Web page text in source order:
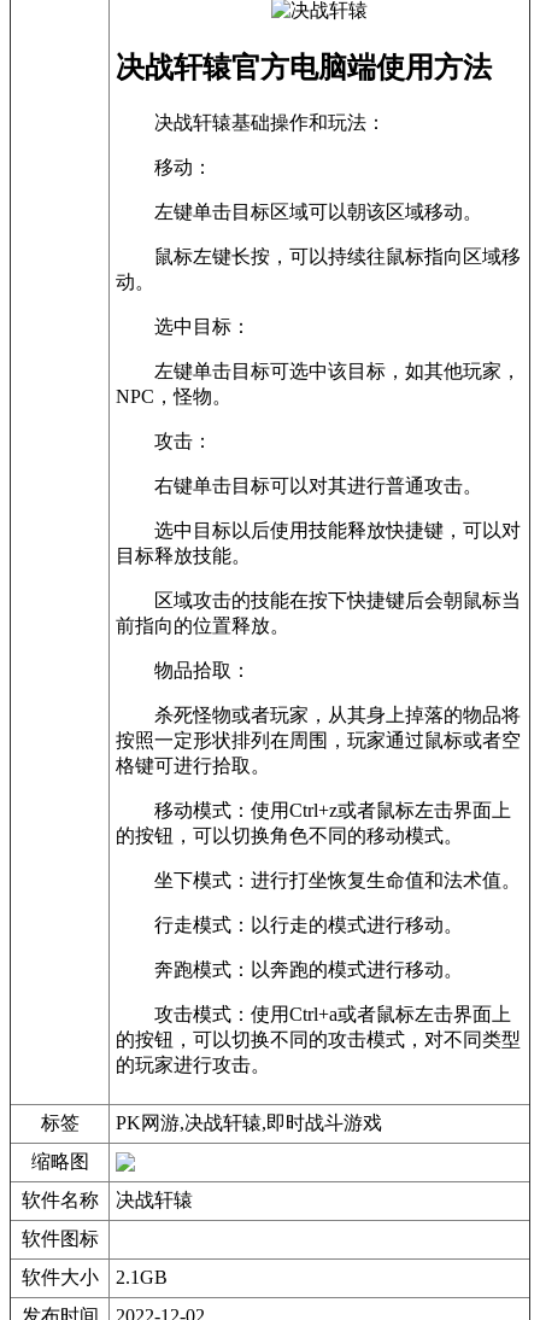
决战轩辕官方电脑端使用方法
决战轩辕基础操作和玩法：
移动：
左键单击目标区域可以朝该区域移动。
鼠标左键长按，可以持续往鼠标指向区域移
动。
选中目标：
左键单击目标可选中该目标，如其他玩家，
NPC，怪物。
攻击：
右键单击目标可以对其进行普通攻击。
选中目标以后使用技能释放快捷键，可以对
目标释放技能。
区域攻击的技能在按下快捷键后会朝鼠标当
前指向的位置释放。
物品拾取：
杀死怪物或者玩家，从其身上掉落的物品将
按照一定形状排列在周围，玩家通过鼠标或者空
格键可进行拾取。
移动模式：使用Ctrl+z或者鼠标左击界面上
的按钮，可以切换角色不同的移动模式。
坐下模式：进行打坐恢复生命值和法术值。
行走模式：以行走的模式进行移动。
奔跑模式：以奔跑的模式进行移动。
攻击模式：使用Ctrl+a或者鼠标左击界面上
的按钮，可以切换不同的攻击模式，对不同类型
的玩家进行攻击。
标签
PK网游,决战轩辕,即时战斗游戏
缩略图
软件名称
决战轩辕
软件图标
软件大小
2.1GB
发布时间
2022-12-02